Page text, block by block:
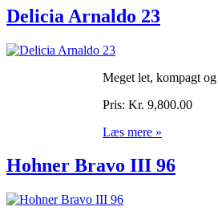
Delicia Arnaldo 23
Meget let, kompagt
Pris: Kr. 9,800.00
Læs mere »
Hohner Bravo III 96